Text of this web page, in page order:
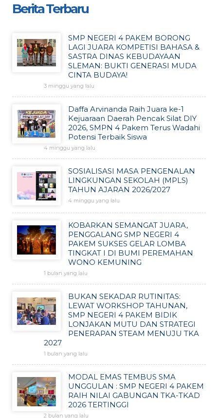
Berita Terbaru
SMP NEGERI 4 PAKEM BORONG
LAGI JUARA KOMPETISI BAHASA &
SASTRA DINAS KEBUDAYAAN
SLEMAN: BUKTI GENERASI MUDA
CINTA BUDAYA!
3 minggu yang lalu
Daffa Arvinanda Raih Juara ke-1
Kejuaraan Daerah Pencak Silat DIY
2026, SMPN 4 Pakem Terus Wadahi
Potensi Terbaik Siswa
4 minggu yang lalu
SOSIALISASI MASA PENGENALAN
LINGKUNGAN SEKOLAH (MPLS)
TAHUN AJARAN 2026/2027
4 minggu yang lalu
KOBARKAN SEMANGAT JUARA,
PENGGALANG SMP NEGERI 4
PAKEM SUKSES GELAR LOMBA
TINGKAT I DI BUMI PEREMAHAN
WONO KEMUNING
1 bulan yang lalu
BUKAN SEKADAR RUTINITAS:
LEWAT WORKSHOP TAHUNAN,
SMP NEGERI 4 PAKEM BIDIK
LONJAKAN MUTU DAN STRATEGI
PENERAPAN STEAM MENUJU TKA
2027
1 bulan yang lalu
MODAL EMAS TEMBUS SMA
UNGGULAN : SMP NEGERI 4 PAKEM
RAIH NILAI GABUNGAN TKA-TKAD
2026 TERTINGGI
2 bulan yang lalu